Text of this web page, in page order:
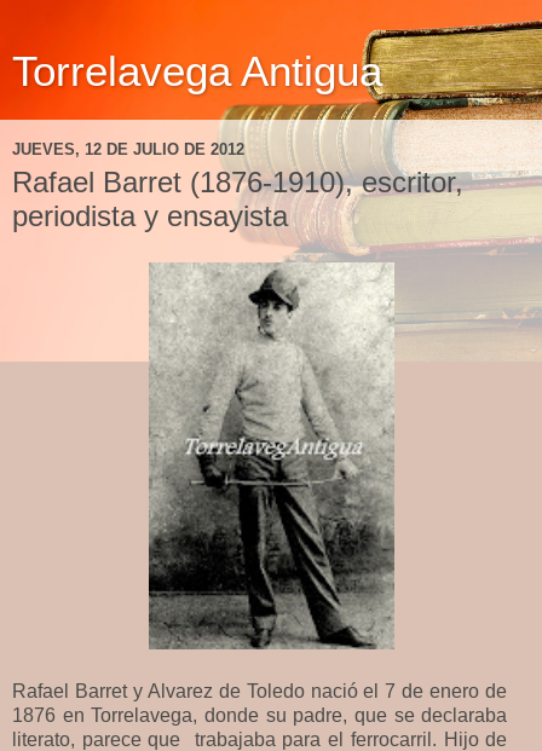
Torrelavega Antigua
JUEVES, 12 DE JULIO DE 2012
Rafael Barret (1876-1910), escritor,
periodista y ensayista
Rafael Barret y Alvarez de Toledo nació el 7 de enero de
1876 en Torrelavega, donde su padre, que se declaraba
literato, parece que trabajaba para el ferrocarril. Hijo de